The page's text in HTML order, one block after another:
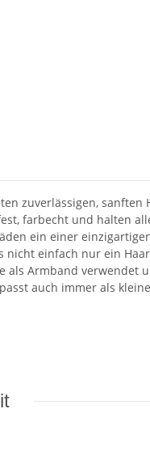
zuverlässigen, sanften
farbecht und halten
ein einer
einfach nur ein
als Armband verwendet
auch immer als